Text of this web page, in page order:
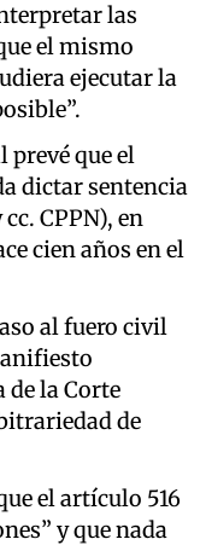
las
el mismo
ejecutar la
prevé que el
dictar sentencia
CPPN), en
cien años en el
al fuero civil
la Corte
de
el artículo 516
y que nada